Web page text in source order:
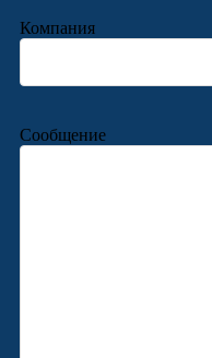
Компания
Сообщение